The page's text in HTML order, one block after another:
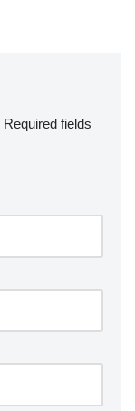
Required fields